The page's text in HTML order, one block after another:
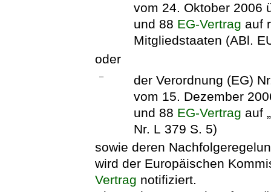
vom 24. Oktober 2006
und 88 EG-Vertrag auf
Mitgliedstaaten (ABl.
oder
–
der Verordnung (EG)
vom 15. Dezember
und 88 EG-Vertrag auf
Nr. L 379 S. 5)
sowie deren
wird der Europäischen
Vertrag notifiziert.